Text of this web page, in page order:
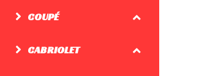
COUPÉ
CABRIOLET